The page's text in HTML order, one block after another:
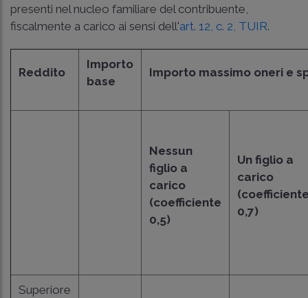
presenti nel nucleo familiare del contribuente,
fiscalmente a carico ai sensi dell'art. 12, c. 2, TUIR.
Reddito
Importo
base
Importo massimo oneri e
Nessun
figlio a
carico
(coefficiente
0,5)
Un figlio a
carico
0,7)
Superiore